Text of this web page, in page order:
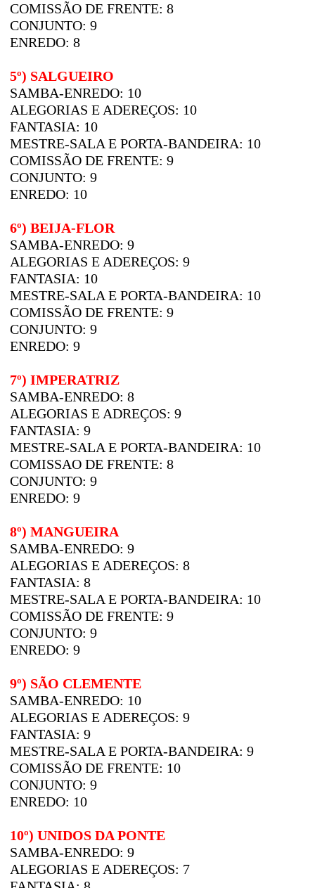
COMISSÃO DE FRENTE: 8
CONJUNTO: 9
ENREDO: 8
5º) SALGUEIRO
SAMBA-ENREDO: 10
ALEGORIAS E ADEREÇOS: 10
FANTASIA: 10
MESTRE-SALA E PORTA-BANDEIRA: 10
COMISSÃO DE FRENTE: 9
CONJUNTO: 9
ENREDO: 10
6º) BEIJA-FLOR
SAMBA-ENREDO: 9
ALEGORIAS E ADEREÇOS: 9
FANTASIA: 10
MESTRE-SALA E PORTA-BANDEIRA: 10
COMISSÃO DE FRENTE: 9
CONJUNTO: 9
ENREDO: 9
7º) IMPERATRIZ
SAMBA-ENREDO: 8
ALEGORIAS E ADREÇOS: 9
FANTASIA: 9
MESTRE-SALA E PORTA-BANDEIRA: 10
COMISSAO DE FRENTE: 8
CONJUNTO: 9
ENREDO: 9
8º) MANGUEIRA
SAMBA-ENREDO: 9
ALEGORIAS E ADEREÇOS: 8
FANTASIA: 8
MESTRE-SALA E PORTA-BANDEIRA: 10
COMISSÃO DE FRENTE: 9
CONJUNTO: 9
ENREDO: 9
9º) SÃO CLEMENTE
SAMBA-ENREDO: 10
ALEGORIAS E ADEREÇOS: 9
FANTASIA: 9
MESTRE-SALA E PORTA-BANDEIRA: 9
COMISSÃO DE FRENTE: 10
CONJUNTO: 9
ENREDO: 10
10º) UNIDOS DA PONTE
SAMBA-ENREDO: 9
ALEGORIAS E ADEREÇOS: 7